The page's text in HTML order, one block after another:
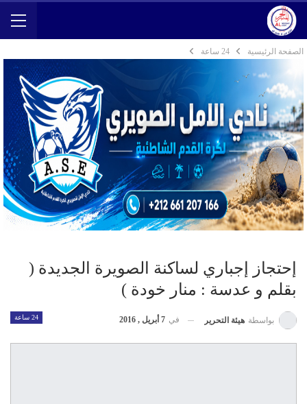
الصفحة الرئيسية 24 ساعة
إحتجاز إجباري لساكنة الصويرة الجديدة (
بقلم و عدسة : منار خودة )
24 ساعة بواسطة هيئة التحرير في 7 أبريل , 2016